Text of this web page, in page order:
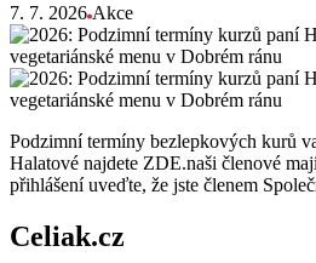
7. 7. 2026 Akce
Podzimní termíny bezlepkových kurů
Halatové najdete ZDE.naši členové
přihlášení uveďte, že jste členem
Celiak.cz